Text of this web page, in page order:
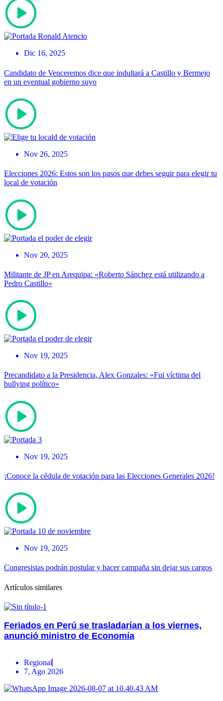
Dic 16, 2025
Candidato de Venceremos dice que indultará a Castillo y Bermejo
en un eventual gobierno suyo
Nov 26, 2025
Elecciones 2026: Estos son los pasos que debes seguir para elegir tu
local de votación
Nov 20, 2025
Militante de JP en Arequipa: «Roberto Sánchez está utilizando a
Pedro Castillo»
Nov 19, 2025
Precandidato a la Presidencia, Alex Gonzales: «Fui víctima del
bullying político»
Nov 19, 2025
¡Conoce la cédula de votación para las Elecciones Generales 2026!
Nov 19, 2025
Congresistas podrán postular y hacer campaña sin dejar sus cargos
Artículos similares
Feriados en Perú se trasladarían a los viernes,
anunció ministro de Economía
Regional
7, Ago 2026